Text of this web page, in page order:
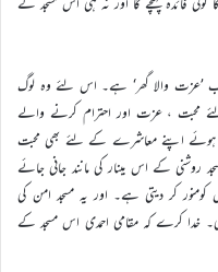
’عزت والا گھر‘ ہے۔ اس لئے وہ لوگ
، عزت اور احترام کرنے والے
اپنے معاشرے کے لئے بھی محبت
روشنی کے اس مینار کی مانند جانی جائے
کر دیتی ہے۔ اور یہ مسجد امن کی
خدا کرے کہ مقامی احمدی اس مسجد کے